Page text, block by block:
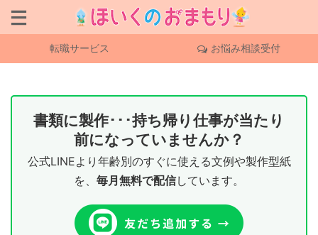
転職サービス お悩み相談受付
書類に製作･･･持ち帰り仕事が当たり
前になっていませんか？
公式LINEより年齢別のすぐに使える文例や製作型紙
を、 毎月無料で配信しています。